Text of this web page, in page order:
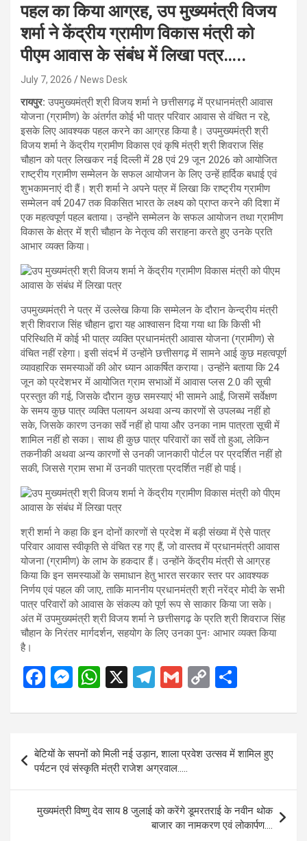
पहल का किया आग्रह, उप मुख्यमंत्री विजय
शर्मा ने केंद्रीय ग्रामीण विकास मंत्री को
पीएम आवास के संबंध में लिखा पत्र…..
July 7, 2026 News Desk
रायपुर:उपमुख्यमंत्री श्री विजय शर्मा ने छत्तीसगढ़ में प्रधानमंत्री आवास
योजना (ग्रामीण) के अंतर्गत कोई भी पात्र परिवार आवास से वंचित न रहे,
इसके लिए आवश्यक पहल करने का आग्रह किया है। उपमुख्यमंत्री श्री
विजय शर्मा ने केंद्रीय ग्रामीण विकास एवं कृषि मंत्री श्री शिवराज सिंह
चौहान को पत्र लिखकर नई दिल्ली में 28 एवं 29 जून 2026 को आयोजित
राष्ट्रीय ग्रामीण सम्मेलन के सफल आयोजन के लिए उन्हें हार्दिक बधाई एवं
शुभकामनाएं दी हैं। श्री शर्मा ने अपने पत्र में लिखा कि राष्ट्रीय ग्रामीण
सम्मेलन वर्ष 2047 तक विकसित भारत के लक्ष्य को प्राप्त करने की दिशा में
एक महत्वपूर्ण पहल बताया। उन्होंने सम्मेलन के सफल आयोजन तथा ग्रामीण
विकास के क्षेत्र में श्री चौहान के नेतृत्व की सराहना करते हुए उनके प्रति
आभार व्यक्त किया।
उपमुख्यमंत्री ने पत्र में उल्लेख किया कि सम्मेलन के दौरान केन्द्रीय मंत्री
श्री शिवराज सिंह चौहान द्वारा यह आश्वासन दिया गया था कि किसी भी
परिस्थिति में कोई भी पात्र व्यक्ति प्रधानमंत्री आवास योजना (ग्रामीण) से
वंचित नहीं रहेगा। इसी संदर्भ में उन्होंने छत्तीसगढ़ में सामने आई कुछ महत्वपूर्ण
व्यावहारिक समस्याओं की ओर ध्यान आकर्षित कराया। उन्होंने बताया कि 24
जून को प्रदेशभर में आयोजित ग्राम सभाओं में आवास प्लस 2.0 की सूची
प्रस्तुत की गई, जिसके दौरान कुछ समस्याएं भी सामने आईं, जिसमें सर्वेक्षण
के समय कुछ पात्र व्यक्ति पलायन अथवा अन्य कारणों से उपलब्ध नहीं हो
सके, जिसके कारण उनका सर्वे नहीं हो पाया और उनका नाम पात्रता सूची में
शामिल नहीं हो सका। साथ ही कुछ पात्र परिवारों का सर्वे तो हुआ, लेकिन
तकनीकी अथवा अन्य कारणों से उनकी जानकारी पोर्टल पर प्रदर्शित नहीं हो
सकी, जिससे ग्राम सभा में उनकी पात्रता प्रदर्शित नहीं हो पाई।
श्री शर्मा ने कहा कि इन दोनों कारणों से प्रदेश में बड़ी संख्या में ऐसे पात्र
परिवार आवास स्वीकृति से वंचित रह गए हैं, जो वास्तव में प्रधानमंत्री आवास
योजना (ग्रामीण) के लाभ के हकदार हैं। उन्होंने केंद्रीय मंत्री से आग्रह
किया कि इन समस्याओं के समाधान हेतु भारत सरकार स्तर पर आवश्यक
निर्णय एवं पहल की जाए, ताकि माननीय प्रधानमंत्री श्री नरेंद्र मोदी के सभी
पात्र परिवारों को आवास के संकल्प को पूर्ण रूप से साकार किया जा सके।
अंत में उपमुख्यमंत्री श्री विजय शर्मा ने छत्तीसगढ़ के प्रति श्री शिवराज सिंह
चौहान के निरंतर मार्गदर्शन, सहयोग के लिए उनका पुनः आभार व्यक्त किया
है।
F
ce
b
o
o
k
M
se
n
g
er
W
at
s
A
p
p
X
T
e
a
m
G
ail
C
py
n
k
ar
e
Post
navigation
बेटियों के सपनों को मिली नई उड़ान, शाला प्रवेश उत्सव में शामिल हुए
पर्यटन एवं संस्कृति मंत्री राजेश अग्रवाल…..
मुख्यमंत्री विष्णु देव साय 8 जुलाई को करेंगे डूमरतराई के नवीन थोक
बाजार का नामकरण एवं लोकार्पण….